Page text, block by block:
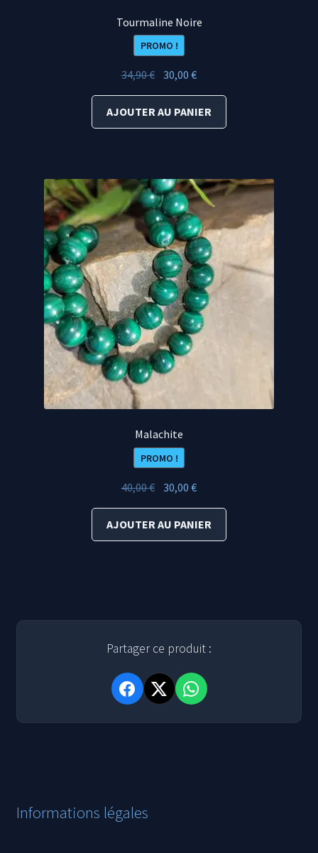
Tourmaline Noire
PROMO !
34,90€ Le
initial
était :
30,00€Le
actuel
est :
AJOUTER AU PANIER
Malachite
PROMO !
40,00€ Le
initial
était :
30,00€Le
actuel
est :
AJOUTER AU PANIER
Partager ce produit :
Informations légales